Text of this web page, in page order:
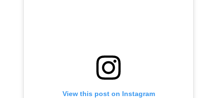
View this post on Instagram